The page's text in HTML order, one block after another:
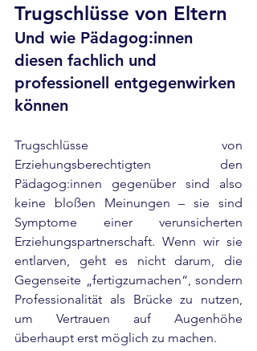
Trugschlüsse von Eltern
Und wie Pädagog:innen
diesen fachlich und
professionell entgegenwirken
können
Trugschlüsse von
Erziehungsberechtigten den
Pädagog:innen gegenüber sind also
keine bloßen Meinungen – sie sind
Symptome einer verunsicherten
Erziehungspartnerschaft. Wenn wir sie
entlarven, geht es nicht darum, die
Gegenseite „fertigzumachen“, sondern
Professionalität als Brücke zu nutzen,
um Vertrauen auf Augenhöhe
überhaupt erst möglich zu machen.